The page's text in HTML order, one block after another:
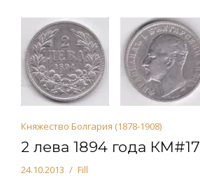
Княжество Болгария (1878-1908)
2 лева 1894 года КМ#17
24.10.2013 Fill